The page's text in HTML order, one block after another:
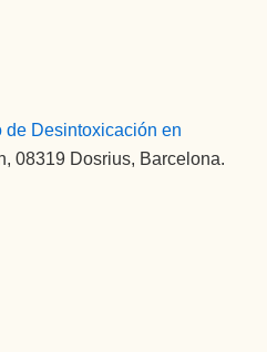
de Desintoxicación en
08319 Dosrius, Barcelona.